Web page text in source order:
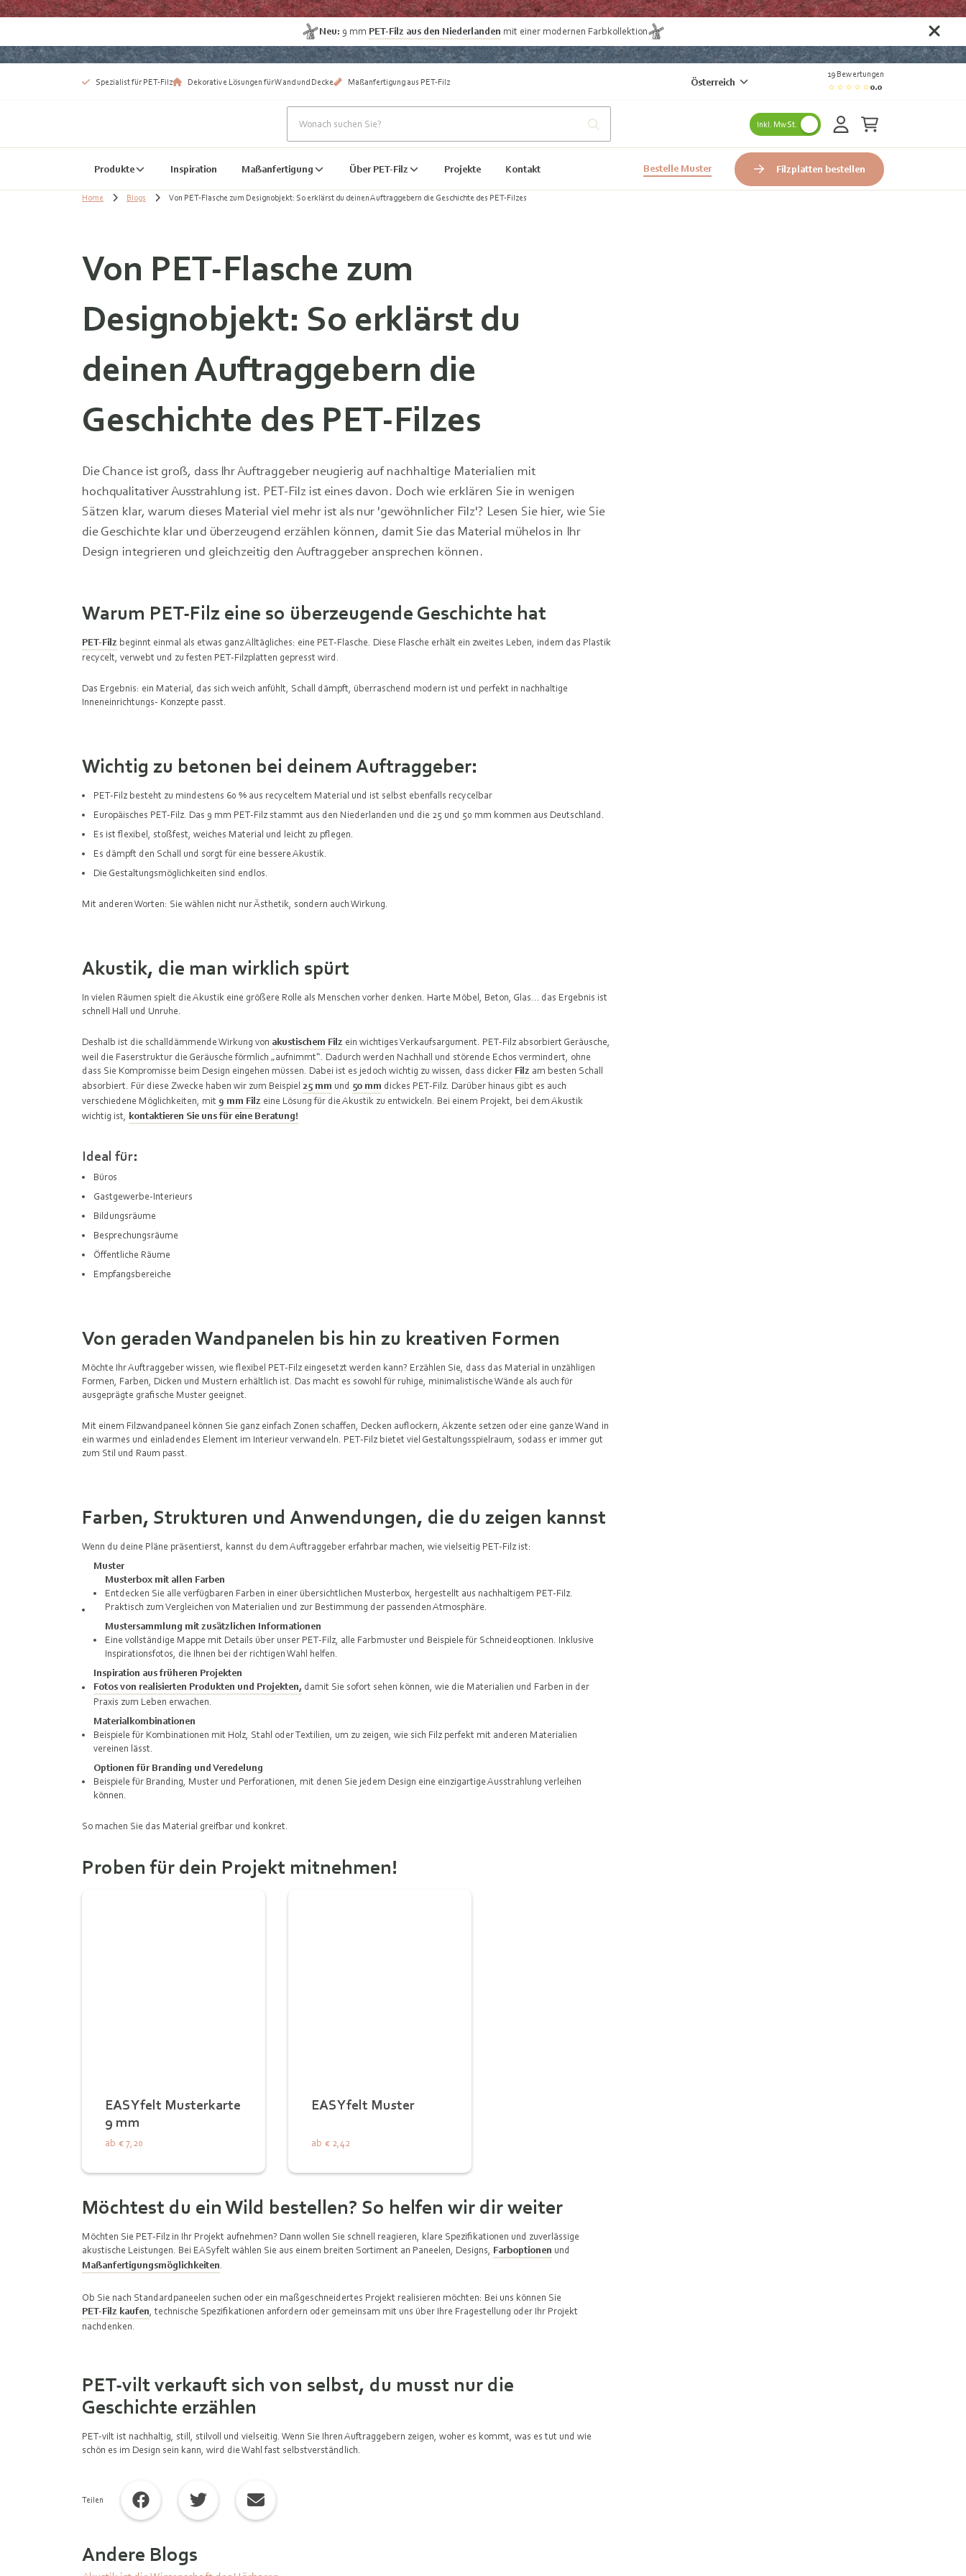
Neu: 9 mm PET-Filz aus den Niederlanden mit einer modernen Farbkollektion
Spezialist für PET-Filz Dekorative Lösungen für Wand und Decke Maßanfertigung aus PET-Filz Österreich
19 Bewertungen
0.0
Inkl. MwSt.
Produkte Inspiration Maßanfertigung Über PET-Filz Projekte Kontakt Bestelle Muster Filzplatten bestellen
Home Blogs Von PET-Flasche zum Designobjekt: So erklärst du deinen Auftraggebern die Geschichte des PET-Filzes
Von PET-Flasche zum
Designobjekt: So erklärst du
deinen Auftraggebern die
Geschichte des PET-Filzes
Die Chance ist groß, dass Ihr Auftraggeber neugierig auf nachhaltige Materialien mit
hochqualitativer Ausstrahlung ist. PET‑Filz ist eines davon. Doch wie erklären Sie in wenigen
Sätzen klar, warum dieses Material viel mehr ist als nur 'gewöhnlicher Filz'? Lesen Sie hier, wie Sie
die Geschichte klar und überzeugend erzählen können, damit Sie das Material mühelos in Ihr
Design integrieren und gleichzeitig den Auftraggeber ansprechen können.
Warum PET-Filz eine so überzeugende Geschichte hat
PET‑Filz beginnt einmal als etwas ganz Alltägliches: eine PET-Flasche. Diese Flasche erhält ein zweites Leben, indem das Plastik
recycelt, verwebt und zu festen PET‑Filzplatten gepresst wird.
Das Ergebnis: ein Material, das sich weich anfühlt, Schall dämpft, überraschend modern ist und perfekt in nachhaltige
Inneneinrichtungs- Konzepte passt.
Wichtig zu betonen bei deinem Auftraggeber:
PET-Filz besteht zu mindestens 60 % aus recyceltem Material und ist selbst ebenfalls recycelbar
Europäisches PET-Filz. Das 9 mm PET-Filz stammt aus den Niederlanden und die 25 und 50 mm kommen aus Deutschland.
Es ist flexibel, stoßfest, weiches Material und leicht zu pflegen.
Es dämpft den Schall und sorgt für eine bessere Akustik.
Die Gestaltungsmöglichkeiten sind endlos.
Mit anderen Worten: Sie wählen nicht nur Ästhetik, sondern auch Wirkung.
Akustik, die man wirklich spürt
In vielen Räumen spielt die Akustik eine größere Rolle als Menschen vorher denken. Harte Möbel, Beton, Glas… das Ergebnis ist
schnell Hall und Unruhe.
Deshalb ist die schalldämmende Wirkung von akustischem Filz ein wichtiges Verkaufsargument. PET‑Filz absorbiert Geräusche,
weil die Faserstruktur die Geräusche förmlich „aufnimmt“. Dadurch werden Nachhall und störende Echos vermindert, ohne
dass Sie Kompromisse beim Design eingehen müssen. Dabei ist es jedoch wichtig zu wissen, dass dicker Filz am besten Schall
absorbiert. Für diese Zwecke haben wir zum Beispiel 25 mm und 50 mm dickes PET-Filz. Darüber hinaus gibt es auch
verschiedene Möglichkeiten, mit 9 mm Filz eine Lösung für die Akustik zu entwickeln. Bei einem Projekt, bei dem Akustik
wichtig ist, kontaktieren Sie uns für eine Beratung!
Ideal für:
Büros
Gastgewerbe-Interieurs
Bildungsräume
Besprechungsräume
Öffentliche Räume
Empfangsbereiche
Von geraden Wandpanelen bis hin zu kreativen Formen
Möchte Ihr Auftraggeber wissen, wie flexibel PET‑Filz eingesetzt werden kann? Erzählen Sie, dass das Material in unzähligen
Formen, Farben, Dicken und Mustern erhältlich ist. Das macht es sowohl für ruhige, minimalistische Wände als auch für
ausgeprägte grafische Muster geeignet.
Mit einem Filzwandpaneel können Sie ganz einfach Zonen schaffen, Decken auflockern, Akzente setzen oder eine ganze Wand in
ein warmes und einladendes Element im Interieur verwandeln. PET‑Filz bietet viel Gestaltungsspielraum, sodass er immer gut
zum Stil und Raum passt.
Farben, Strukturen und Anwendungen, die du zeigen kannst
Wenn du deine Pläne präsentierst, kannst du dem Auftraggeber erfahrbar machen, wie vielseitig PET‑Filz ist:
Muster
Musterbox mit allen Farben
Entdecken Sie alle verfügbaren Farben in einer übersichtlichen Musterbox, hergestellt aus nachhaltigem PET-Filz.
Praktisch zum Vergleichen von Materialien und zur Bestimmung der passenden Atmosphäre.
Mustersammlung mit zusätzlichen Informationen
Eine vollständige Mappe mit Details über unser PET-Filz, alle Farbmuster und Beispiele für Schneideoptionen. Inklusive
Inspirationsfotos, die Ihnen bei der richtigen Wahl helfen.
Inspiration aus früheren Projekten
Fotos von realisierten Produkten und Projekten, damit Sie sofort sehen können, wie die Materialien und Farben in der
Praxis zum Leben erwachen.
Materialkombinationen
Beispiele für Kombinationen mit Holz, Stahl oder Textilien, um zu zeigen, wie sich Filz perfekt mit anderen Materialien
vereinen lässt.
Optionen für Branding und Veredelung
Beispiele für Branding, Muster und Perforationen, mit denen Sie jedem Design eine einzigartige Ausstrahlung verleihen
können.
So machen Sie das Material greifbar und konkret.
Proben für dein Projekt mitnehmen!
EASYfelt Musterkarte
9 mm
ab € 7,20
EASYfelt Muster
ab € 2,42
Möchtest du ein Wild bestellen? So helfen wir dir weiter
Möchten Sie PET-Filz in Ihr Projekt aufnehmen? Dann wollen Sie schnell reagieren, klare Spezifikationen und zuverlässige
akustische Leistungen. Bei EASyfelt wählen Sie aus einem breiten Sortiment an Paneelen, Designs, Farboptionen und
Maßanfertigungsmöglichkeiten
Ob Sie nach Standardpaneelen suchen oder ein maßgeschneidertes Projekt realisieren möchten: Bei uns können Sie
PET-Filz kaufen , technische Spezifikationen anfordern oder gemeinsam mit uns über Ihre Fragestellung oder Ihr Projekt
nachdenken.
PET‑vilt verkauft sich von selbst, du musst nur die
Geschichte erzählen
PET‑vilt ist nachhaltig, still, stilvoll und vielseitig. Wenn Sie Ihren Auftraggebern zeigen, woher es kommt, was es tut und wie
schön es im Design sein kann, wird die Wahl fast selbstverständlich.
Teilen
Andere Blogs